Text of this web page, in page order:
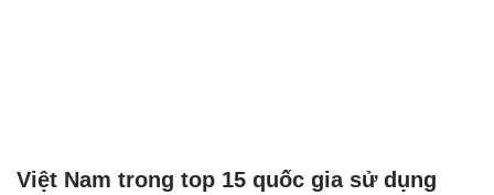
Việt Nam trong top 15 quốc gia sử dụng